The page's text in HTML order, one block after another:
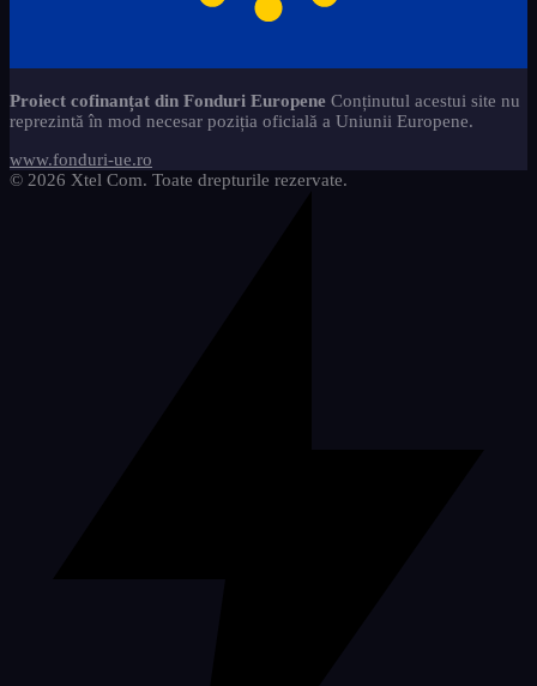
Proiect cofinanțat din Fonduri Europene Conținutul acestui site nu
reprezintă în mod necesar poziția oficială a Uniunii Europene.
www.fonduri-ue.ro
© 2026 Xtel Com. Toate drepturile rezervate.